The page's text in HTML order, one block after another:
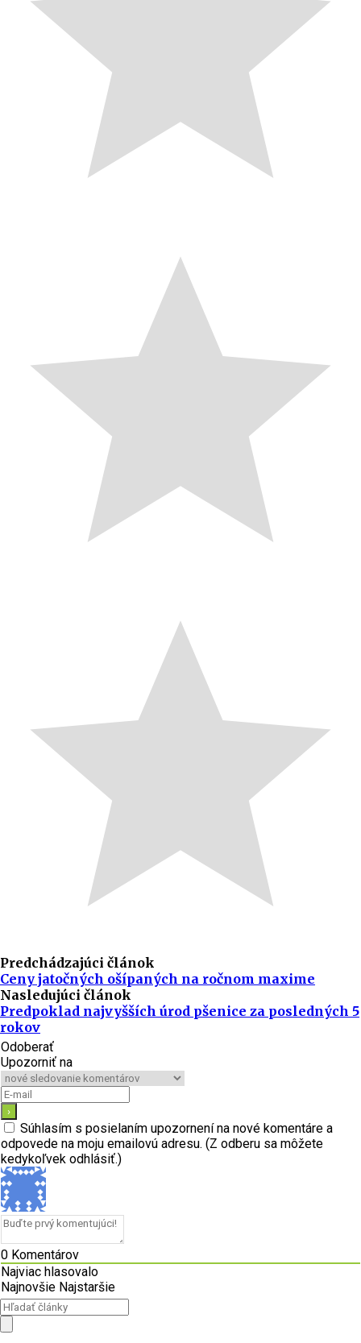
Predchádzajúci článok
Ceny jatočných ošípaných na ročnom maxime
Nasledujúci článok
Predpoklad najvyšších úrod pšenice za posledných 5
rokov
Odoberať
Upozorniť na
Súhlasím s posielaním upozornení na nové komentáre a
odpovede na moju emailovú adresu. (Z odberu sa môžete
kedykoľvek odhlásiť.)
0 Komentárov
Najviac hlasovalo
Najnovšie Najstaršie